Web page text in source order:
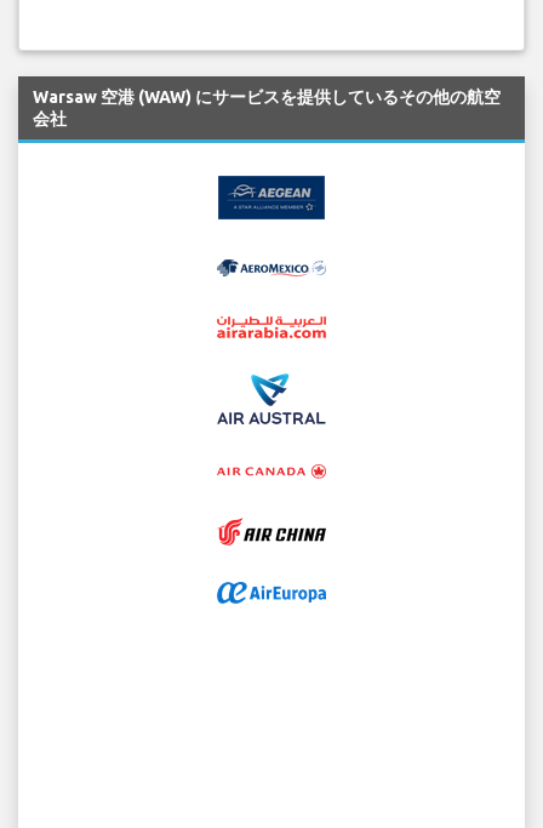
Warsaw 空港 (WAW) にサービスを提供しているその他の航空
会社